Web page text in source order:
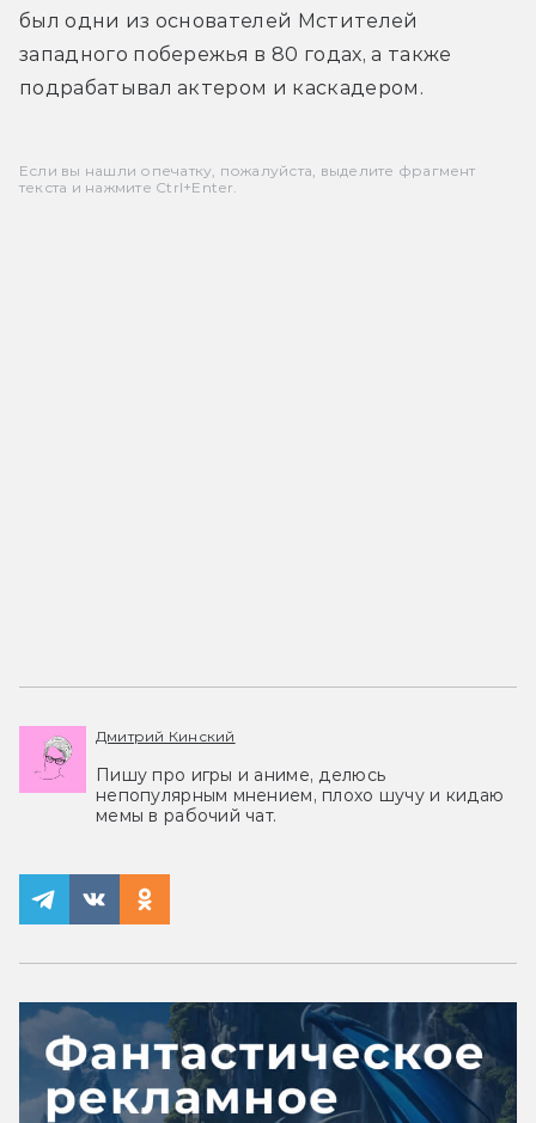
был одни из основателей Мстителей
западного побережья в 80 годах, а также
подрабатывал актером и каскадером.
Если вы нашли опечатку, пожалуйста, выделите фрагмент
текста и нажмите Ctrl+Enter.
Дмитрий Кинский
Пишу про игры и аниме, делюсь
непопулярным мнением, плохо шучу и кидаю
мемы в рабочий чат.